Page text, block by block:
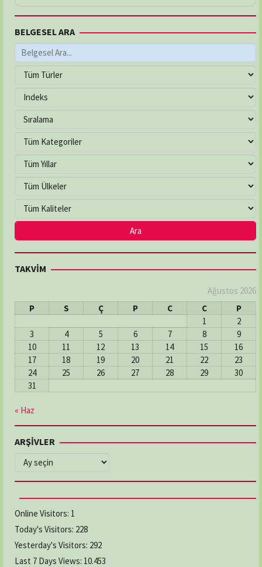
BELGESEL ARA
TAKVİM
Ağustos 2026
P
S Ç P C C
P
1
2
3
4 5 6 7 8
9
10
11 12 13 14 15
16
17
18 19 20 21 22
23
24
25 26 27 28 29
30
31
« Haz
ARŞİVLER
ARŞİVLER
Online Visitors: 1
Today's Visitors: 228
Yesterday's Visitors: 292
Last 7 Days Views: 10.453